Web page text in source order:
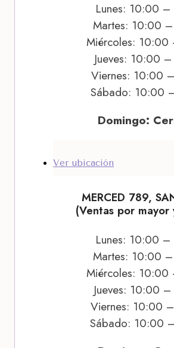
Lunes: 10:00 –
Martes: 10:00
Miércoles: 10:00
Jueves: 10:00
Viernes: 10:00
Sábado: 10:00
Domingo:
Ver ubicación
MERCED 789,
(Ventas por
Lunes: 10:00 –
Martes: 10:00
Miércoles: 10:00
Jueves: 10:00
Viernes: 10:00
Sábado: 10:00